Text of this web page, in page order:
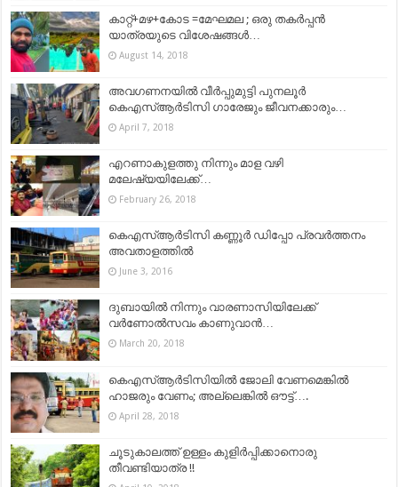
കാറ്റ്+മഴ+കോട =മേഘമല ; ഒരു തകർപ്പൻ
യാത്രയുടെ വിശേഷങ്ങൾ…
August 14, 2018
അവഗണനയില്‍ വീര്‍പ്പുമുട്ടി പുനലൂര്‍
കെഎസ്ആര്‍ടിസി ഗാരേജും ജീവനക്കാരും…
April 7, 2018
എറണാകുളത്തു നിന്നും മാള വഴി
മലേഷ്യയിലേക്ക്…
February 26, 2018
കെഎസ്ആര്‍ടിസി കണ്ണൂര്‍ ഡിപ്പോ പ്രവര്‍ത്തനം
അവതാളത്തില്‍
June 3, 2016
ദുബായില്‍ നിന്നും വാരണാസിയിലേക്ക്
വര്‍ണോല്‍സവം കാണുവാന്‍…
March 20, 2018
കെഎസ്ആര്‍ടിസിയില്‍ ജോലി വേണമെങ്കില്‍
ഹാജരും വേണം; അല്ലെങ്കില്‍ ഔട്ട്‌….
April 28, 2018
ചൂടുകാലത്ത് ഉള്ളം കുളിര്‍പ്പിക്കാനൊരു
തീവണ്ടിയാത്ര !!